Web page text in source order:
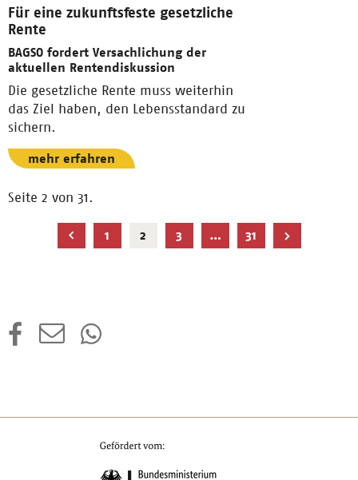
Für eine zukunftsfeste gesetzliche
Rente
BAGSO fordert Versachlichung der
aktuellen Rentendiskussion
Die gesetzliche Rente muss weiterhin
das Ziel haben, den Lebensstandard zu
sichern.
mehr erfahren
Seite 2 von 31.
1 2 Aktuelle
Seite
3 … 31